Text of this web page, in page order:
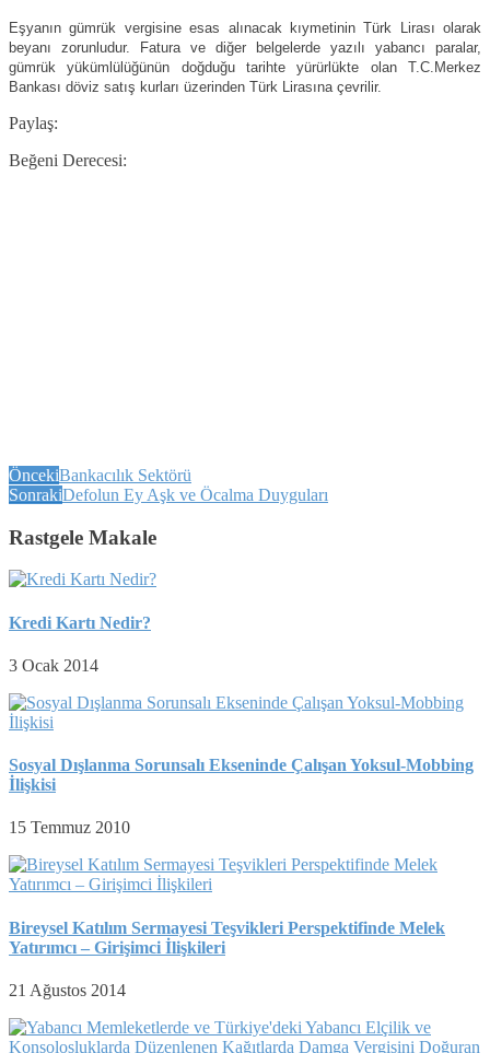
Eşyanın gümrük vergisine esas alınacak kıymetinin Türk Lirası olarak
beyanı zorunludur. Fatura ve diğer belgelerde yazılı yabancı paralar,
gümrük yükümlülüğünün doğduğu tarihte yürürlükte olan T.C.Merkez
Bankası döviz satış kurları üzerinden Türk Lirasına çevrilir.
Paylaş:
Beğeni Derecesi:
ÖncekiBankacılık Sektörü
SonrakiDefolun Ey Aşk ve Öcalma Duyguları
Rastgele Makale
Kredi Kartı Nedir?
3 Ocak 2014
Sosyal Dışlanma Sorunsalı Ekseninde Çalışan Yoksul-Mobbing
İlişkisi
15 Temmuz 2010
Bireysel Katılım Sermayesi Teşvikleri Perspektifinde Melek
Yatırımcı – Girişimci İlişkileri
21 Ağustos 2014